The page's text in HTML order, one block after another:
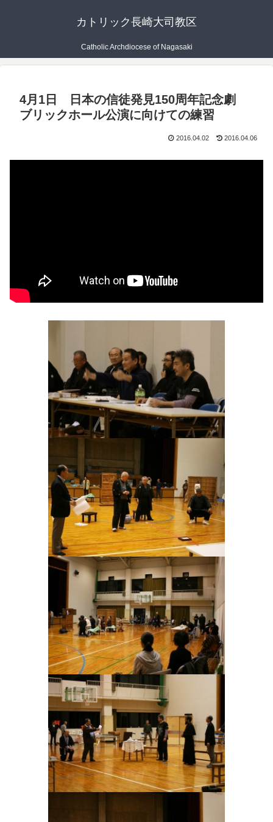
カトリック長崎大司教区
Catholic Archdiocese of Nagasaki
4月1日 日本の信徒発見150周年記念劇
ブリックホール公演に向けての練習
2016.04.02 2016.04.06